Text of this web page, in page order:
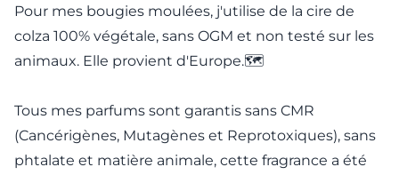
Pour mes bougies moulées, j'utilise de la cire de
colza 100% végétale, sans OGM et non testé sur les
animaux. Elle provient d'Europe.🗺️
Tous mes parfums sont garantis sans CMR
(Cancérigènes, Mutagènes et Reprotoxiques), sans
phtalate et matière animale, cette fragrance a été